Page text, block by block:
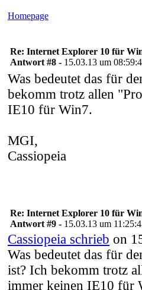
Homepage
Re: Internet Explorer 10 für
Antwort #8 - 15.03.13 um
Was bedeutet das für
bekomm trotz allen
IE10 für Win7.
MGI,
Cassiopeia
Re: Internet Explorer 10 für
Antwort #9 - 15.03.13 um
Cassiopeia schrieb on
Was bedeutet das für
ist? Ich bekomm trotz
immer keinen IE10 für